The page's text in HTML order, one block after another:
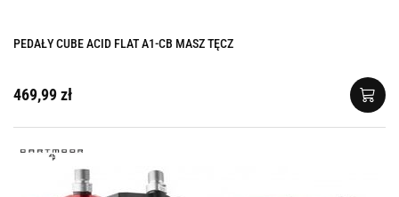
PEDAŁY CUBE ACID FLAT A1-CB MASZ TĘCZ
469,99 zł